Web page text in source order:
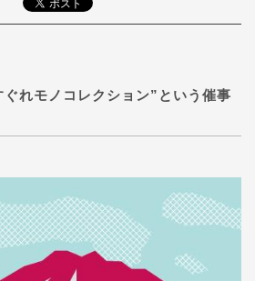
ぐれモノコレクション”という催事